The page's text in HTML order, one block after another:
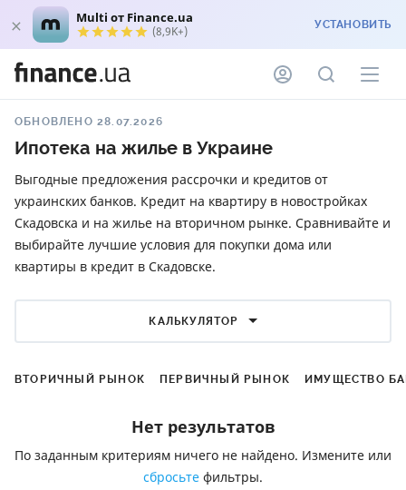
Multi от Finance.ua
(8,9K+) УСТАНОВИТЬ
ОБНОВЛЕНО 28.07.2026
Ипотека на жилье в Украине
Выгодные предложения рассрочки и кредитов от
украинских банков. Кредит на квартиру в новостройках
Скадовска и на жилье на вторичном рынке. Сравнивайте и
выбирайте лучшие условия для покупки дома или
квартиры в кредит в Скадовске.
КАЛЬКУЛЯТОР
ВТОРИЧНЫЙ РЫНОК ПЕРВИЧНЫЙ РЫНОК ИМУЩЕСТВО
Нет результатов
По заданным критериям ничего не найдено. Измените или
сбросьте фильтры.